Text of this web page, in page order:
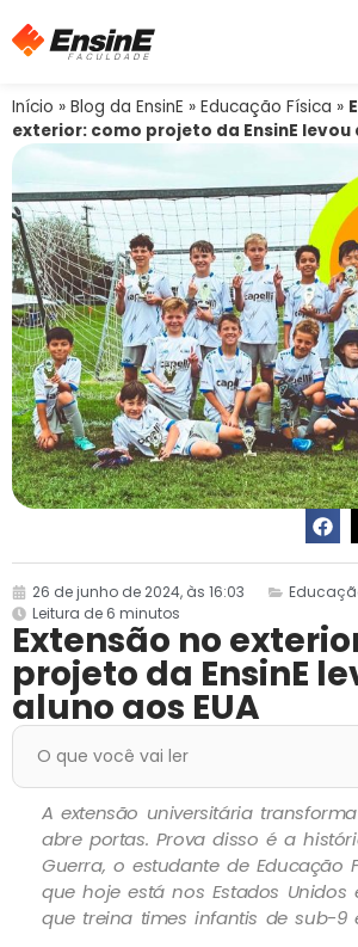
Início » Blog da EnsinE » Educação Física »
exterior: como projeto da EnsinE levou
26 de junho de 2024, às 16:03
Leitura de 6 minutos
Extensão no
projeto da EnsinE
aluno aos EUA
O que você vai ler
A extensão universitária
abre portas. Prova disso é a
Guerra, o estudante de Educação
que hoje está nos Estados
que treina times infantis de sub-9